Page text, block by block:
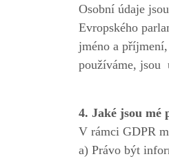
Osobní údaje
Evropského
jméno a
používáme, jsou
4. Jaké jsou mé
V rámci GDPR
a) Právo být